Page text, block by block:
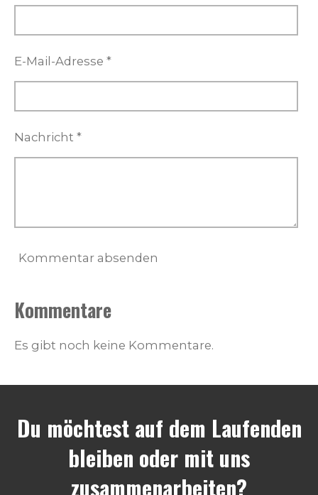
E-Mail-Adresse *
Nachricht *
Kommentar absenden
Kommentare
Es gibt noch keine Kommentare.
Du möchtest auf dem Laufenden
bleiben oder mit uns
zusammenarbeiten?